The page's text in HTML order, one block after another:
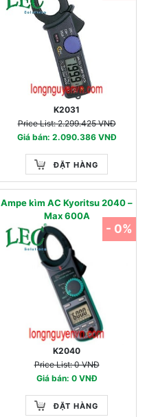
K2031
Price List: 2.299.425 VNĐ
Giá bán: 2.090.386 VNĐ
ĐẶT HÀNG
Ampe kìm AC Kyoritsu 2040 –
Max 600A
K2040
Price List: 0 VNĐ
Giá bán: 0 VNĐ
ĐẶT HÀNG
- 0%